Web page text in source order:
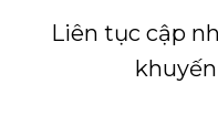
Liên tục cập